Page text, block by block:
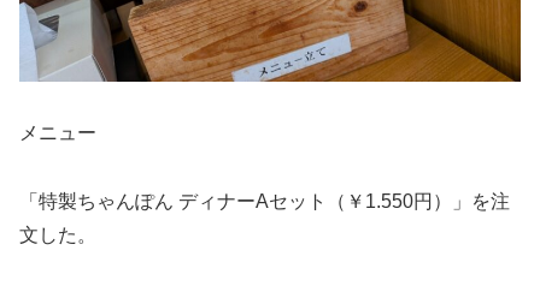
メニュー
「特製ちゃんぽん ディナーAセット（￥1.550円）」を注
文した。